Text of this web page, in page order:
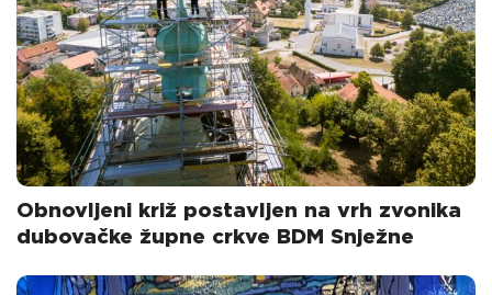
Obnovljeni križ postavljen na vrh zvonika
dubovačke župne crkve BDM Snježne